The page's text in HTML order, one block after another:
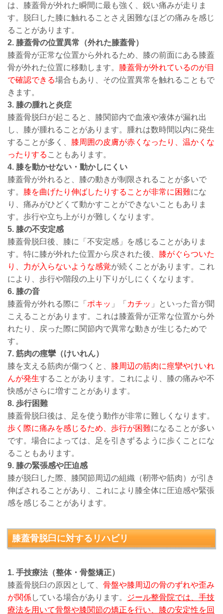
は、膝蓋骨が外れた瞬間に最も強く、鋭い痛みが走りま
す。脱臼した膝に触れることさえ困難なほどの痛みを感じ
ることがあります。
2. 膝蓋骨の位置異常（外れた膝蓋骨）
膝蓋骨が正常な位置から外れるため、膝の前面にある膝蓋
骨が外れた位置に移動します。 膝蓋骨が外れているのが目
で確認できる場合もあり、その位置異常を触れることもで
きます。
3. 膝の腫れと炎症
膝蓋骨脱臼が起こると、膝関節内で血液や液体が漏れ出
し、膝が腫れることがあります。腫れは数時間以内に発生
することが多く、 膝周囲の皮膚が赤くなったり、温かくな
ったりする こともあります。
4. 膝を動かせない・動かしにくい
膝蓋骨が外れると、膝の動きが制限されることが多いで
す。 膝を曲げたり伸ばしたりすることが非常に困難にな
り、痛みがひどくて動かすことができないこともありま
す。歩行や立ち上がりが難しくなります。
5. 膝の不安定感
膝蓋骨脱臼後、膝に「不安定感」を感じることがありま
す。特に膝が外れた位置から戻された後、 膝がぐらついた
り、力が入らないような感覚が続くことがあります。これ
により、歩行や階段の上り下りがしにくくなります。
6. 膝の音
膝蓋骨が外れる際に「 ポキッ 」「 カチッ 」といった音が聞
こえることがあります。これは膝蓋骨が正常な位置から外
れたり、戻った際に関節内で異常な動きが生じるためで
す。
7. 筋肉の痙攣（けいれん）
膝を支える筋肉が傷つくと、 膝周辺の筋肉に痙攣やけいれ
んが発生することがあります。これにより、膝の痛みや不
快感がさらに増すことがあります。
8. 歩行困難
膝蓋骨脱臼後は、足を使う動作が非常に難しくなります。
歩く際に痛みを感じるため、歩行が困難になることが多い
です。場合によっては、足を引きずるように歩くことにな
ることもあります。
9. 膝の緊張感や圧迫感
膝が脱臼した際、膝関節周辺の組織（靭帯や筋肉）が引き
伸ばされることがあり、これにより膝全体に圧迫感や緊張
感を感じることがあります。
膝蓋骨脱臼 に対するリハビリ
1. 手技療法（整体・骨盤矯正）
膝蓋骨脱臼の原因として、 骨盤や膝周辺の骨のずれや歪み
が関係している場合があります。
ジール整骨院では、手技
療法を用いて骨盤や膝関節の矯正を行い、膝の安定性を回